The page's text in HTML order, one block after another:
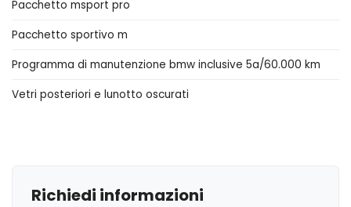
Cinture di sicurezza
Console centrale multifunzione
Differenziale autobloccante elettronico
ESS / Emergency Stop Signal
Fari con accensione automatica + sensore pioggia
Pacchetto msport pro
Pacchetto sportivo m
Programma di manutenzione bmw inclusive 5a/60.000 km
Vetri posteriori e lunotto oscurati
Richiedi informazioni